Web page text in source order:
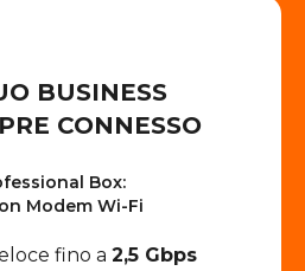
BUSINESS
CONNESSO
Box:
Modem Wi-Fi
fino a 2,5 Gbps